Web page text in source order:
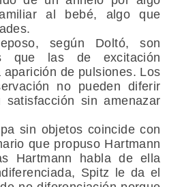
al bebé, algo que
según Doltó, son
que las de excitación
de pulsiones. Los
no pueden diferir
satisfacción sin amenazar
sin objetos coincide con
que propuso Hartmann
Hartmann habla de ella
Spitz le da el